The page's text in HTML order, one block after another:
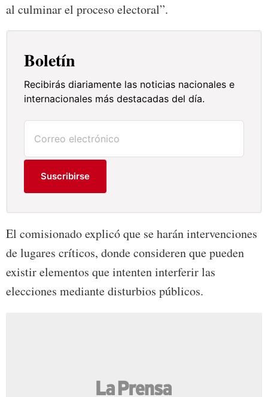
al culminar el proceso electoral”.
Boletín
Recibirás diariamente las noticias nacionales e
internacionales más destacadas del día.
Suscribirse
El comisionado explicó que se harán intervenciones
de lugares críticos, donde consideren que pueden
existir elementos que intenten interferir las
elecciones mediante disturbios públicos.